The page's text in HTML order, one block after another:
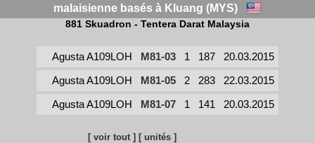
malaisienne basés à Kluang (MYS)
881 Skuadron - Tentera Darat Malaysia
Agusta A109LOH M81-03 1 187
20.03.2015
Agusta A109LOH
M81-05 2 283
22.03.2015
Agusta A109LOH
M81-07 1 141 20.03.2015
[ voir tout ] [ unités ]